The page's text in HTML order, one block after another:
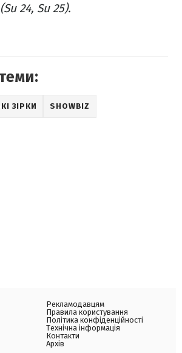
24, Su 25).
ЗІРКИ SHOWBIZ
Рекламодавцям
Правила користування
Політика конфіденційності
Технічна інформація
Контакти
Архів